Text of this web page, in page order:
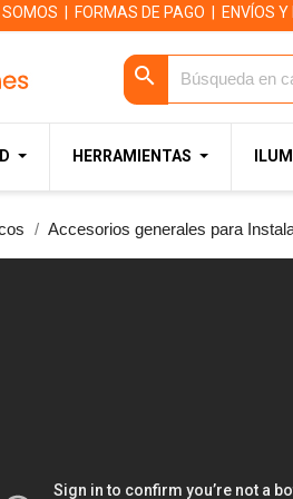
SOMOS FORMAS DE PAGO ENVÍOS
search
HERRAMIENTAS
Accesorios generales para